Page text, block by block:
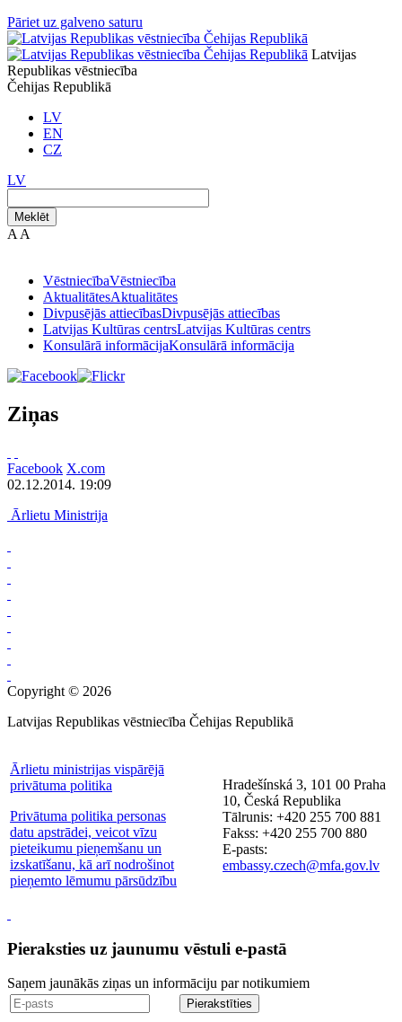
Pāriet uz galveno saturu
Latvijas
Republikas vēstniecība
Čehijas Republikā
LV
EN
CZ
LV
Meklēt
A A
VēstniecībaVēstniecība
AktualitātesAktualitātes
Divpusējās attiecībasDivpusējās attiecības
Latvijas Kultūras centrsLatvijas Kultūras centrs
Konsulārā informācijaKonsulārā informācija
Ziņas
Facebook X.com
02.12.2014. 19:09
Ārlietu Ministrija
Copyright © 2026
Latvijas Republikas vēstniecība Čehijas Republikā
Ārlietu ministrijas vispārējā
privātuma politika
Privātuma politika personas
datu apstrādei, veicot vīzu
pieteikumu pieņemšanu un
izskatīšanu, kā arī nodrošinot
pieņemto lēmumu pārsūdzību
Hradešínská 3, 101 00 Praha
10, Česká Republika
Tālrunis: +420 255 700 881
Fakss: +420 255 700 880
E-pasts:
embassy.czech@mfa.gov.lv
Pieraksties uz jaunumu vēstuli e-pastā
Saņem jaunākās ziņas un informāciju par notikumiem